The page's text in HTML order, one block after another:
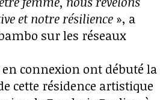
et notre résilience », a
sur les réseaux
en connexion ont débuté la
cette résidence artistique